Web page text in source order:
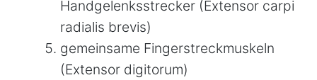
Handgelenksstrecker (Extensor carpi
radialis brevis)
gemeinsame Fingerstreckmuskeln
(Extensor digitorum)